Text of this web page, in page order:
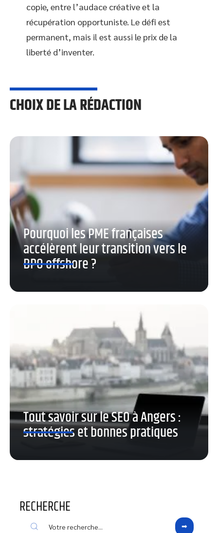
copie, entre l’audace créative et la
récupération opportuniste. Le défi est
permanent, mais il est aussi le prix de la
liberté d’inventer.
CHOIX DE LA RÉDACTION
Pourquoi les PME françaises
accélèrent leur transition vers le
BPO offshore ?
Tout savoir sur le SEO à Angers :
stratégies et bonnes pratiques
RECHERCHE